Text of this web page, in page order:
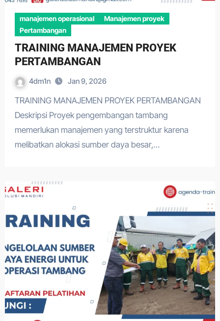
manajemen operasional
Manajemen proyek
Pertambangan
TRAINING MANAJEMEN PROYEK
PERTAMBANGAN
4dm1n Jan 9, 2026
TRAINING MANAJEMEN PROYEK PERTAMBANGAN
Deskripsi Proyek pengembangan tambang
memerlukan manajemen yang terstruktur karena
melibatkan alokasi sumber daya besar,…